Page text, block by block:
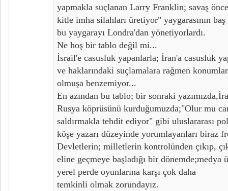
yapmakla suçlanan Larry Franklin; savaş
kitle imha silahları üretiyor" yaygarasının
bu yaygarayı Londra'dan yönetiyorlardı.
Ne hoş bir tablo değil mi...
İsrail'e casusluk yapanlarla; İran'a casusluk
ve haklarındaki suçlamalara rağmen
olmuşa benzemiyor...
En azından bu tablo; bir sonraki
Rusya köprüsünü kurduğumuzda;"Olur mu
saldırmakla tehdit ediyor" gibi uluslararası
köşe yazarı düzeyinde yorumlayanları biraz
Devletlerin; milletlerin kontrolünden çıkıp,
eline geçmeye başladığı bir dönemde;medya
yerel perde oyunlarına karşı çok daha
temkinli olmak zorundayız.